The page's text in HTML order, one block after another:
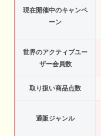
現在開催中のキャンペ
ーン
世界のアクティブユー
ザー会員数
取り扱い商品点数
通販ジャンル